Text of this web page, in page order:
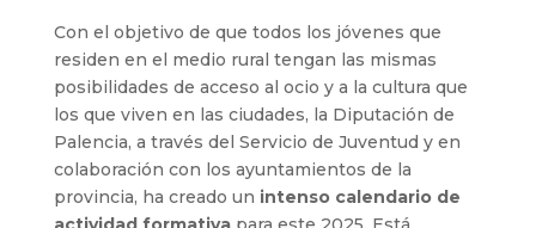
Con el objetivo de que todos los jóvenes que
residen en el medio rural tengan las mismas
posibilidades de acceso al ocio y a la cultura que
los que viven en las ciudades, la Diputación de
Palencia, a través del Servicio de Juventud y en
colaboración con los ayuntamientos de la
provincia, ha creado un intenso calendario de